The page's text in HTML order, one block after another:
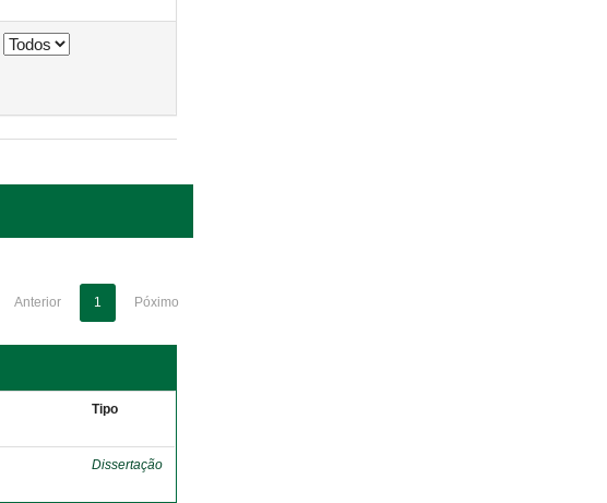
Anterior 1 Póximo
Tipo
Dissertação